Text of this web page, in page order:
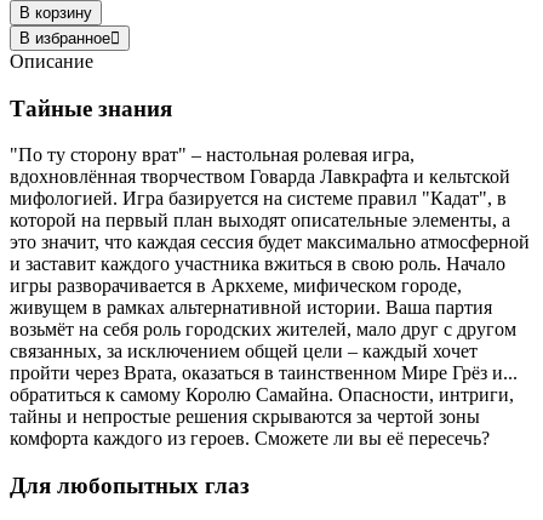
В корзину
В избранное
Описание
Тайные знания
"По ту сторону врат" – настольная ролевая игра,
вдохновлённая творчеством Говарда Лавкрафта и кельтской
мифологией. Игра базируется на системе правил "Кадат", в
которой на первый план выходят описательные элементы, а
это значит, что каждая сессия будет максимально атмосферной
и заставит каждого участника вжиться в свою роль. Начало
игры разворачивается в Аркхеме, мифическом городе,
живущем в рамках альтернативной истории. Ваша партия
возьмёт на себя роль городских жителей, мало друг с другом
связанных, за исключением общей цели – каждый хочет
пройти через Врата, оказаться в таинственном Мире Грёз и...
обратиться к самому Королю Самайна. Опасности, интриги,
тайны и непростые решения скрываются за чертой зоны
комфорта каждого из героев. Сможете ли вы её пересечь?
Для любопытных глаз